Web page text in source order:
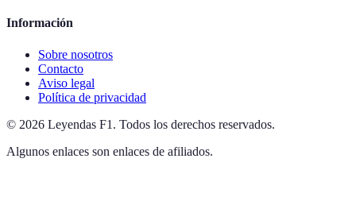
Información
Sobre nosotros
Contacto
Aviso legal
Política de privacidad
© 2026 Leyendas F1 . Todos los derechos reservados.
Algunos enlaces son enlaces de afiliados.